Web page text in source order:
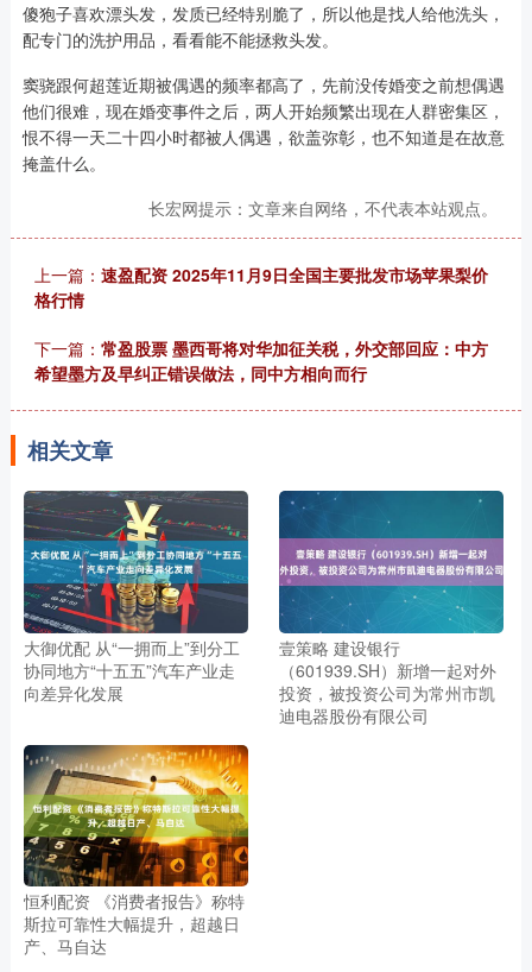
傻狍子喜欢漂头发，发质已经特别脆了，所以他是找人给他洗头，
配专门的洗护用品，看看能不能拯救头发。
窦骁跟何超莲近期被偶遇的频率都高了，先前没传婚变之前想偶遇
他们很难，现在婚变事件之后，两人开始频繁出现在人群密集区，
恨不得一天二十四小时都被人偶遇，欲盖弥彰，也不知道是在故意
掩盖什么。
长宏网提示：文章来自网络，不代表本站观点。
上一篇： 速盈配资 2025年11月9日全国主要批发市场苹果梨价
格行情
下一篇： 常盈股票 墨西哥将对华加征关税，外交部回应：中方
希望墨方及早纠正错误做法，同中方相向而行
相关文章
大御优配 从“一拥而上”到分工
协同地方“十五五”汽车产业走
向差异化发展
壹策略 建设银行
（601939.SH）新增一起对外
投资，被投资公司为常州市凯
迪电器股份有限公司
恒利配资 《消费者报告》称特
斯拉可靠性大幅提升，超越日
产、马自达